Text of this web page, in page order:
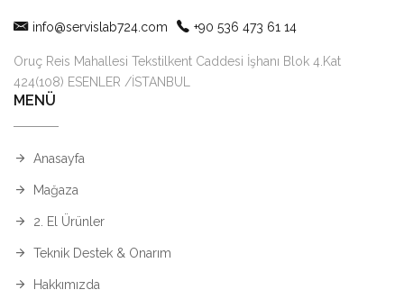
info@servislab724.com +90 536 473 61 14
Oruç Reis Mahallesi Tekstilkent Caddesi İşhanı Blok 4.Kat
424(108) ESENLER /İSTANBUL
MENÜ
Anasayfa
Mağaza
2. El Ürünler
Teknik Destek & Onarım
Hakkımızda